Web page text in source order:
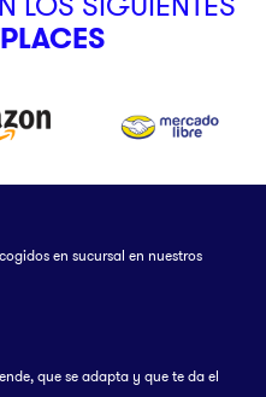
en sucursal en nuestros
que se adapta y que te da el